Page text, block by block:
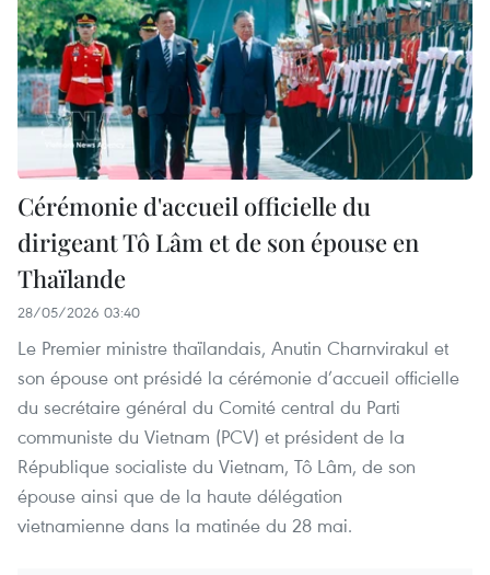
Cérémonie d'accueil officielle du
dirigeant Tô Lâm et de son épouse en
Thaïlande
28/05/2026 03:40
Le Premier ministre thaïlandais, Anutin Charnvirakul et
son épouse ont présidé la cérémonie d’accueil officielle
du secrétaire général du Comité central du Parti
communiste du Vietnam (PCV) et président de la
République socialiste du Vietnam, Tô Lâm, de son
épouse ainsi que de la haute délégation
vietnamienne dans la matinée du 28 mai.